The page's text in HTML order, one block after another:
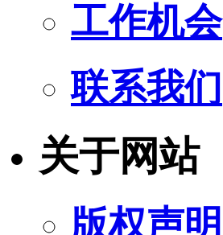
工作机会
联系我们
关于网站
版权声明